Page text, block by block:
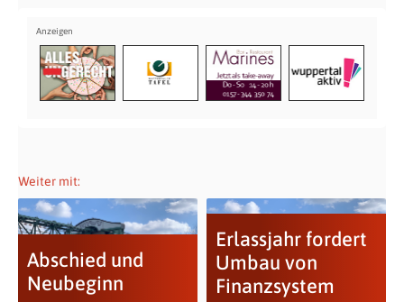
Weiter mit:
Abschied und
Neubeginn
Erlassjahr fordert
Umbau von
Finanzsystem